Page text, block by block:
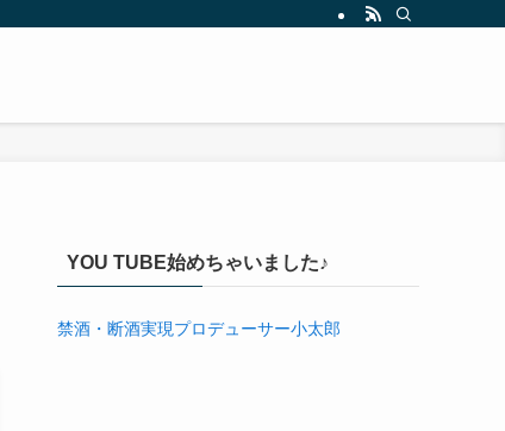
YOU TUBE始めちゃいました♪
禁酒・断酒実現プロデューサー小太郎